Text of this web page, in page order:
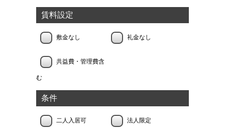
賃料設定
敷金なし 礼金なし
共益費・管理費含
む
条件
二人入居可 法人限定